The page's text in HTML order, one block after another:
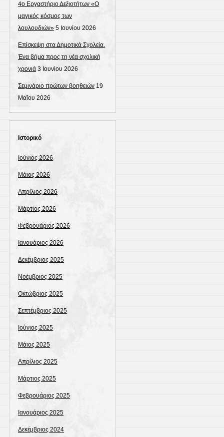
4ο Εργαστήριο Δεξιοτήτων «Ο
μαγικός κόσμος των
λουλουδιών» 5 Ιουνίου 2026
Επίσκεψη στα Δημοτικά Σχολεία.
Ένα βήμα προς τη νέα σχολική
χρονιά 3 Ιουνίου 2026
Σεμινάριο πρώτων βοηθειών 19
Μαΐου 2026
Ιστορικό
Ιούνιος 2026
Μάιος 2026
Απρίλιος 2026
Μάρτιος 2026
Φεβρουάριος 2026
Ιανουάριος 2026
Δεκέμβριος 2025
Νοέμβριος 2025
Οκτώβριος 2025
Σεπτέμβριος 2025
Ιούνιος 2025
Μάιος 2025
Απρίλιος 2025
Μάρτιος 2025
Φεβρουάριος 2025
Ιανουάριος 2025
Δεκέμβριος 2024